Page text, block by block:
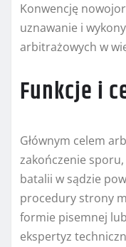
Konwencję
uznawanie i
arbitrażowych w
Funkcje i
Głównym celem
zakończenie
batalii w sądzie
procedury strony
formie pisemnej
ekspertyz